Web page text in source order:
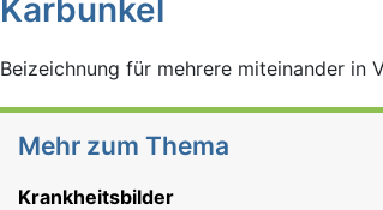
Karbunkel
Beizeichnung für mehrere miteinander in
Mehr zum Thema
Krankheitsbilder